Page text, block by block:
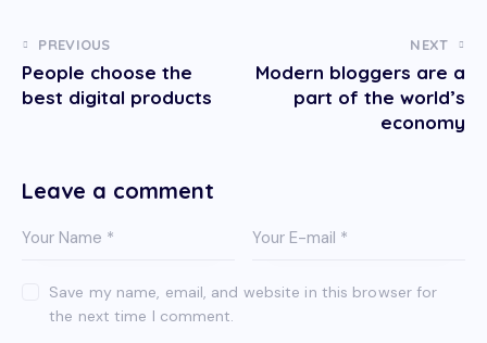
a
s
a
n
s
s
PREVIOUS
People choose the
best digital products
NEXT
Modern bloggers are a
part of the world’s
economy
Leave a comment
Save my name, email, and website in this browser for
the next time I comment.